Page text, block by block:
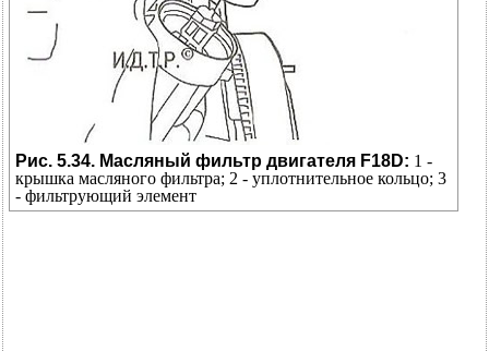
Рис. 5.34. Масляный фильтр двигателя F18D: 1 -
крышка масляного фильтра; 2 - уплотнительное кольцо; 3
- фильтрующий элемент